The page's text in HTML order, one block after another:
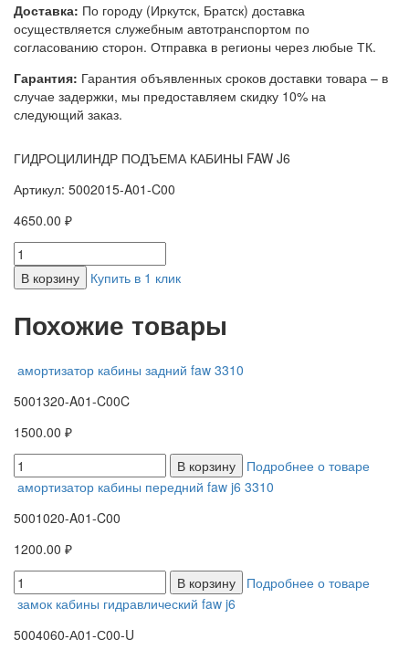
Доставка: По городу (Иркутск, Братск) доставка
осуществляется служебным автотранспортом по
согласованию сторон. Отправка в регионы через любые ТК.
Гарантия: Гарантия объявленных сроков доставки товара – в
случае задержки, мы предоставляем скидку 10% на
следующий заказ.
ГИДРОЦИЛИНДР ПОДЪЕМА КАБИНЫ FAW J6
Артикул: 5002015-A01-C00
4650.00 ₽
В корзину Купить в 1 клик
Похожие товары
амортизатор кабины задний faw 3310
5001320-A01-C00C
1500.00 ₽
В корзину
Подробнее о товаре
амортизатор кабины передний faw j6 3310
5001020-A01-C00
1200.00 ₽
В корзину
Подробнее о товаре
замок кабины гидравлический faw j6
5004060-А01-С00-U